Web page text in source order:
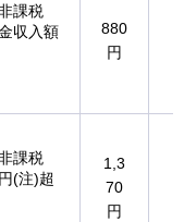
課税
収入額
880
円
課税
(注)超
1,3
70
円